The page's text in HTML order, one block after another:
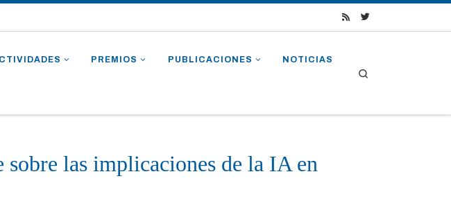
PREMIOS PUBLICACIONES NOTICIAS
las implicaciones de la IA en